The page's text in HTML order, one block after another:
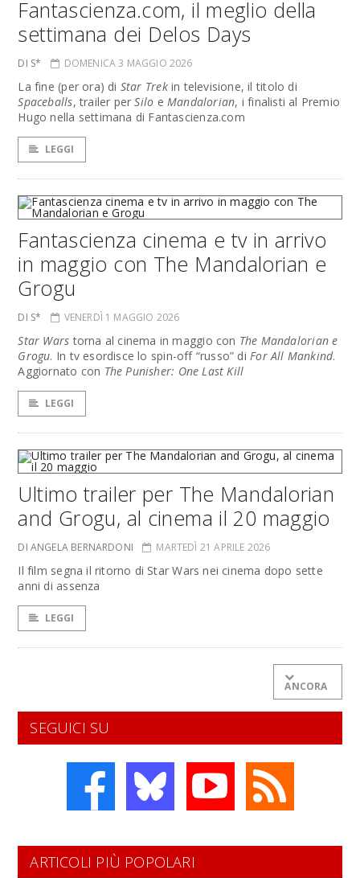
Fantascienza.com, il meglio della
settimana dei Delos Days
DI S* DOMENICA 3 MAGGIO 2026
La fine (per ora) di Star Trekin televisione, il titolo di
Spaceballs, trailer perSilo e Mandalorian, i finalisti al Premio
Hugo nella settimana di Fantascienza.com
LEGGI
Fantascienza cinema e tv in arrivo
in maggio con The Mandalorian e
Grogu
DI S* VENERDÌ 1 MAGGIO 2026
Star Wars torna al cinema in maggio con The Mandalorian e
Grogu. In tv esordisce lo spin-off “russo” diFor All Mankind.
Aggiornato con The Punisher: One Last Kill
LEGGI
Ultimo trailer per The Mandalorian
and Grogu, al cinema il 20 maggio
DI ANGELA BERNARDONI MARTEDÌ 21 APRILE 2026
Il film segna il ritorno di Star Wars nei cinema dopo sette
anni di assenza
LEGGI
ANCORA
SEGUICI SU
ARTICOLI PIÙ POPOLARI